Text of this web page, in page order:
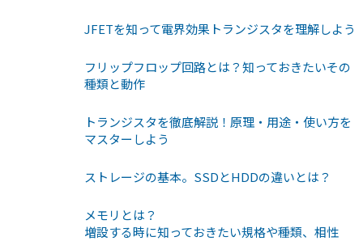
JFETを知って電界効果トランジスタを理解しよう
フリップフロップ回路とは？知っておきたいその
種類と動作
トランジスタを徹底解説！原理・用途・使い方を
マスターしよう
ストレージの基本。SSDとHDDの違いとは？
メモリとは？
増設する時に知っておきたい規格や種類、相性